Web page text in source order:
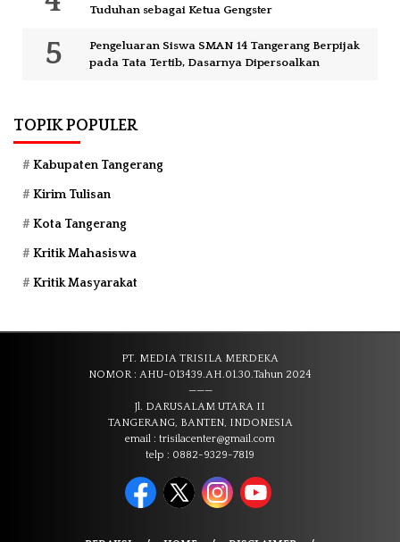
Tuduhan sebagai Ketua Gengster
Pengeluaran Siswa SMAN 14 Tangerang Berpijak
pada Tata Tertib, Dasarnya Dipersoalkan
TOPIK POPULER
Kabupaten Tangerang
Kirim Tulisan
Kota Tangerang
Kritik Mahasiswa
Kritik Masyarakat
PT. MEDIA TRISILA MERDEKA
NOMOR : AHU-013439.AH.01.30.Tahun 2024
———
Jl. DARUSALAM UTARA II
TANGERANG, BANTEN, INDONESIA
email : trisilacenter@gmail.com
telp : 0882-9329-7819